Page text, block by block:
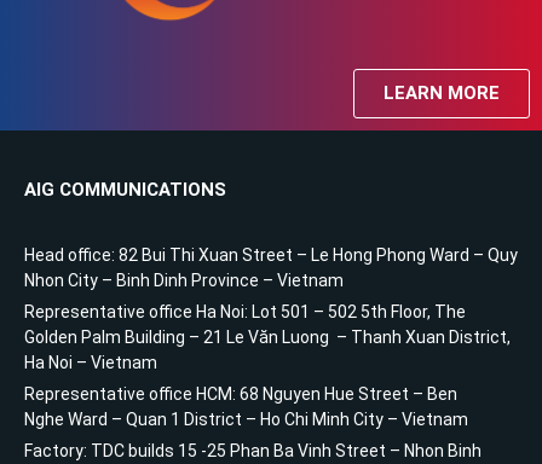
LEARN MORE
AIG COMMUNICATIONS
Head office: 82 Bui Thi Xuan Street – Le Hong Phong Ward – Quy
Nhon City – Binh Dinh Province – Vietnam
Representative office Ha Noi: Lot 501 – 502 5th Floor, The
Golden Palm Building – 21 Le Văn Luong – Thanh Xuan District,
Ha Noi – Vietnam
Representative office HCM: 68 Nguyen Hue Street – Ben
Nghe Ward – Quan 1 District – Ho Chi Minh City – Vietnam
Factory: TDC builds 15 -25 Phan Ba Vinh Street – Nhon Binh